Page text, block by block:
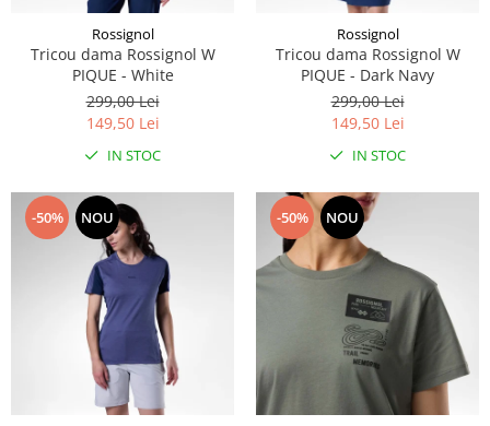
Rossignol
Tricou dama Rossignol W
PIQUE - White
299,00 Lei
149,50 Lei
IN STOC
Rossignol
Tricou dama Rossignol W
PIQUE - Dark Navy
299,00 Lei
149,50 Lei
IN STOC
-50% NOU -50% NOU